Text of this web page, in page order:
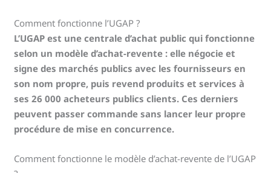
Comment fonctionne l’UGAP ?
L’UGAP est une centrale d’achat public qui fonctionne
selon un modèle d’achat-revente : elle négocie et
signe des marchés publics avec les fournisseurs en
son nom propre, puis revend produits et services à
ses 26 000 acheteurs publics clients. Ces derniers
peuvent passer commande sans lancer leur propre
procédure de mise en concurrence.
Comment fonctionne le modèle d’achat-revente de l’UGAP